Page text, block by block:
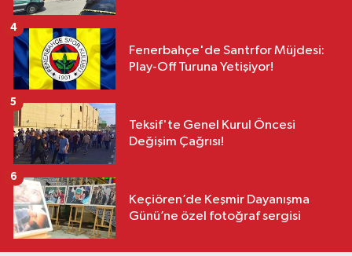
Fenerbahçe'de Santrfor Müjdesi:
Play-Off Turuna Yetişiyor!
4
Teksif'te Genel Kurul Öncesi
Değişim Çağrısı!
5
Keçiören’de Keşmir Dayanışma
Günü’ne özel fotoğraf sergisi
6